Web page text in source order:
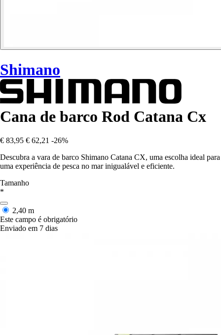
Shimano
Cana de barco Rod Catana Cx
€ 83,95 € 62,21 -26%
Descubra a vara de barco Shimano Catana CX, uma escolha ideal para
uma experiência de pesca no mar inigualável e eficiente.
Tamanho
*
2,40 m
Este campo é obrigatório
Enviado em 7 dias